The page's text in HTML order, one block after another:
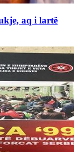
aq i lartë